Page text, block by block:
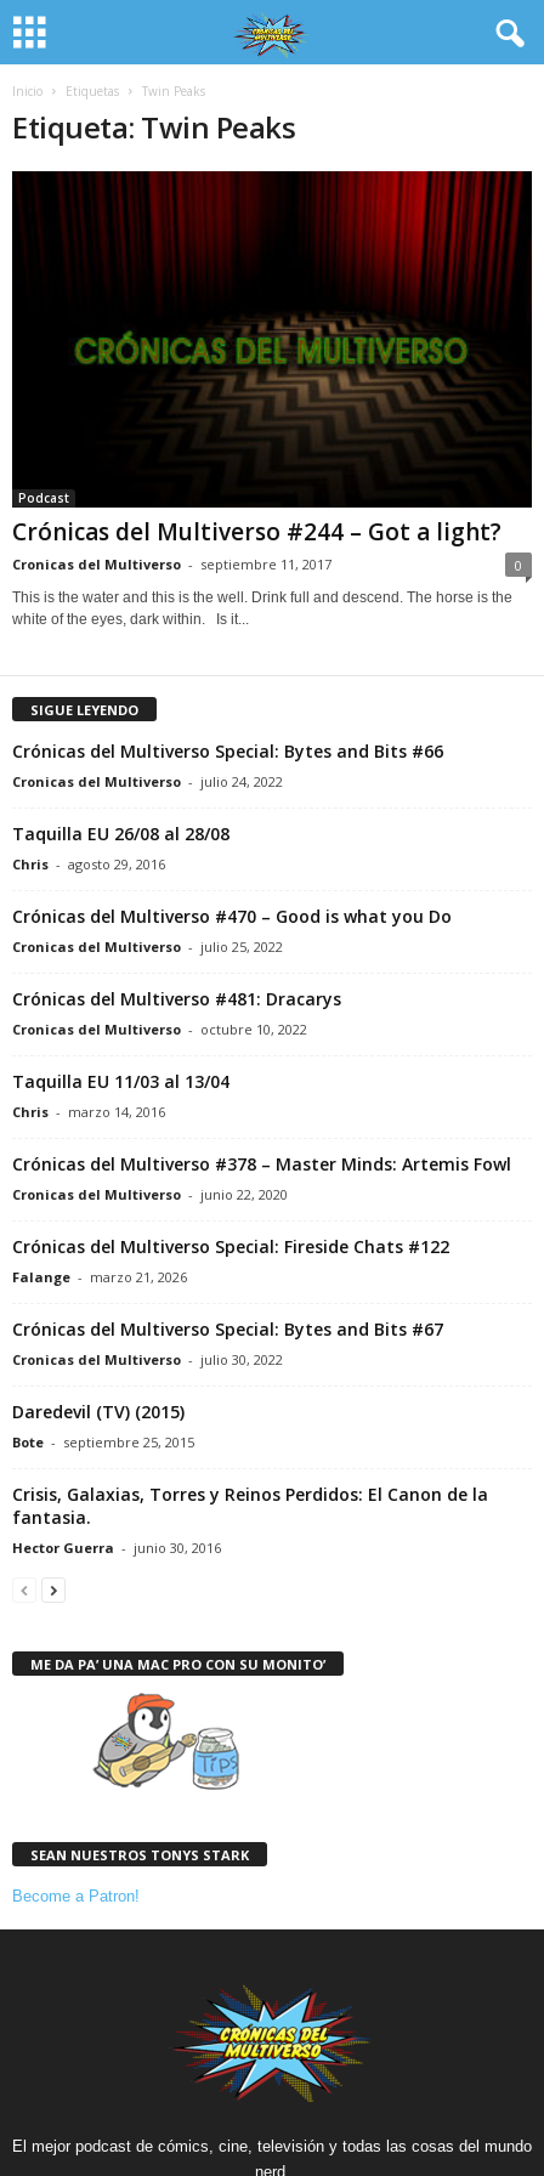
Inicio Etiquetas Twin Peaks
Etiqueta: Twin Peaks
Podcast
Crónicas del Multiverso #244 – Got a light?
Cronicas del Multiverso - septiembre 11, 2017 0
This is the water and this is the well. Drink full and descend. The horse is the
white of the eyes, dark within. Is it...
SIGUE LEYENDO
Crónicas del Multiverso Special: Bytes and Bits #66
Cronicas del Multiverso - julio 24, 2022
Taquilla EU 26/08 al 28/08
Chris - agosto 29, 2016
Crónicas del Multiverso #470 – Good is what you Do
Cronicas del Multiverso - julio 25, 2022
Crónicas del Multiverso #481: Dracarys
Cronicas del Multiverso - octubre 10, 2022
Taquilla EU 11/03 al 13/04
Chris - marzo 14, 2016
Crónicas del Multiverso #378 – Master Minds: Artemis Fowl
Cronicas del Multiverso - junio 22, 2020
Crónicas del Multiverso Special: Fireside Chats #122
Falange - marzo 21, 2026
Crónicas del Multiverso Special: Bytes and Bits #67
Cronicas del Multiverso - julio 30, 2022
Daredevil (TV) (2015)
Bote - septiembre 25, 2015
Crisis, Galaxias, Torres y Reinos Perdidos: El Canon de la
fantasia.
Hector Guerra - junio 30, 2016
ME DA PA’ UNA MAC PRO CON SU MONITO’
SEAN NUESTROS TONYS STARK
Become a Patron!
El mejor podcast de cómics, cine, televisión y todas las cosas del mundo
nerd.